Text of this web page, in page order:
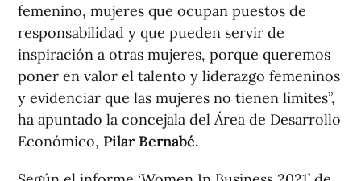
femenino, mujeres que ocupan puestos de
responsabilidad y que pueden servir de
inspiración a otras mujeres, porque queremos
poner en valor el talento y liderazgo femeninos
y evidenciar que las mujeres no tienen límites”,
ha apuntado la concejala del Área de Desarrollo
Económico, Pilar Bernabé.